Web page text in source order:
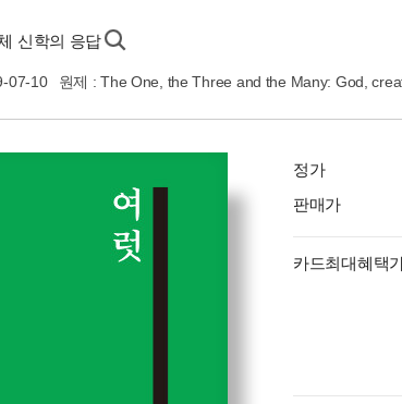
신학의 응답
07-10 원제 : The One, the Three and the Many: God,
정가
판매가
카드최대혜택